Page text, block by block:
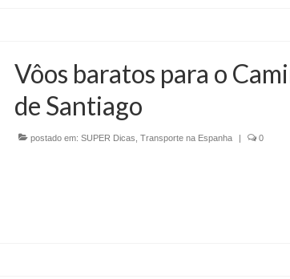
Vôos baratos para o
de Santiago
postado em: SUPER Dicas Transporte na Espanha | 0